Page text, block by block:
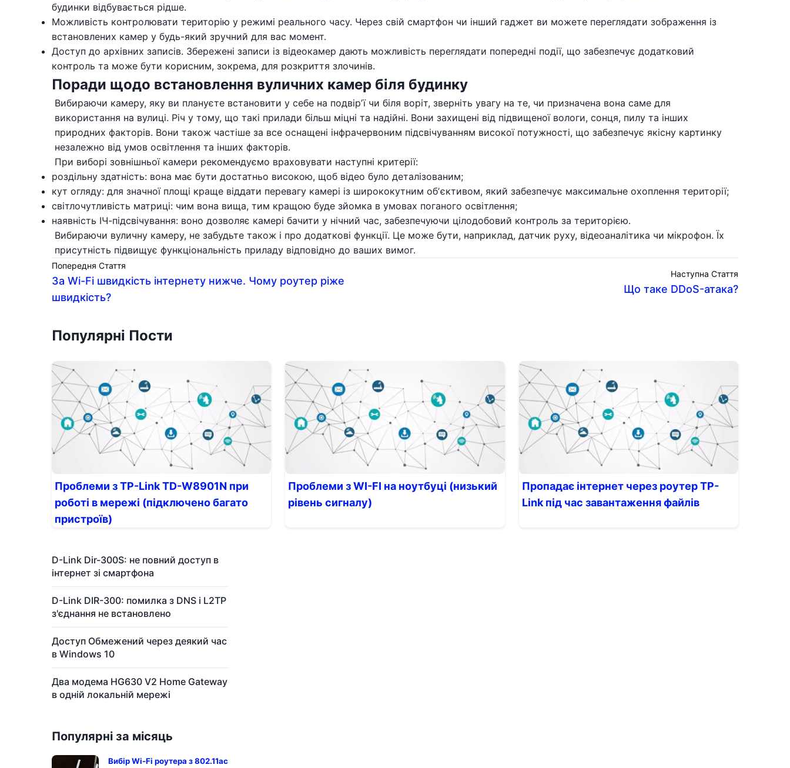
будинки відбувається рідше.
Можливість контролювати територію у режимі реального часу. Через свій смартфон чи інший гаджет ви можете переглядати зображення із
встановлених камер у будь-який зручний для вас момент.
Доступ до архівних записів. Збережені записи із відеокамер дають можливість переглядати попередні події, що забезпечує додатковий
контроль та може бути корисним, зокрема, для розкриття злочинів.
Поради щодо встановлення вуличних камер біля будинку
Вибираючи камеру, яку ви плануєте встановити у себе на подвірʼї чи біля воріт, зверніть увагу на те, чи призначена вона саме для
використання на вулиці. Річ у тому, що такі прилади більш міцні та надійні. Вони захищені від підвищеної вологи, сонця, пилу та інших
природних факторів. Вони також частіше за все оснащені інфрачервоним підсвічуванням високої потужності, що забезпечує якісну картинку
незалежно від умов освітлення та інших факторів.
При виборі зовнішньої камери рекомендуємо враховувати наступні критерії:
роздільну здатність: вона має бути достатньо високою, щоб відео було деталізованим;
кут огляду: для значної площі краще віддати перевагу камері із ширококутним обʼєктивом, який забезпечує максимальне охоплення території;
світлочутливість матриці: чим вона вища, тим кращою буде зйомка в умовах поганого освітлення;
наявність ІЧ-підсвічування: воно дозволяє камері бачити у нічний час, забезпечуючи цілодобовий контроль за територією.
Вибираючи вуличну камеру, не забудьте також і про додаткові функції. Це може бути, наприклад, датчик руху, відеоаналітика чи мікрофон. Їх
присутність підвищує функціональність приладу відповідно до ваших вимог.
Попередня Стаття
За Wi-Fi швидкість інтернету нижче. Чому роутер ріже
швидкість?
Наступна Стаття
Що таке DDoS-атака?
Популярні Пости
Проблеми з TP-Link TD-W8901N при
роботі в мережі (підключено багато
пристроїв)
Проблеми з WI-FI на ноутбуці (низький
рівень сигналу)
Пропадає інтернет через роутер TP-
Link під час завантаження файлів
D-Link Dir-300S: не повний доступ в
інтернет зі смартфона
D-Link DIR-300: помилка з DNS і L2TP
з'єднання не встановлено
Доступ Обмежений через деякий час
в Windows 10
Два модема HG630 V2 Home Gateway
в одній локальній мережі
Популярні за місяць
Вибір Wi-Fi роутера з 802.11ac